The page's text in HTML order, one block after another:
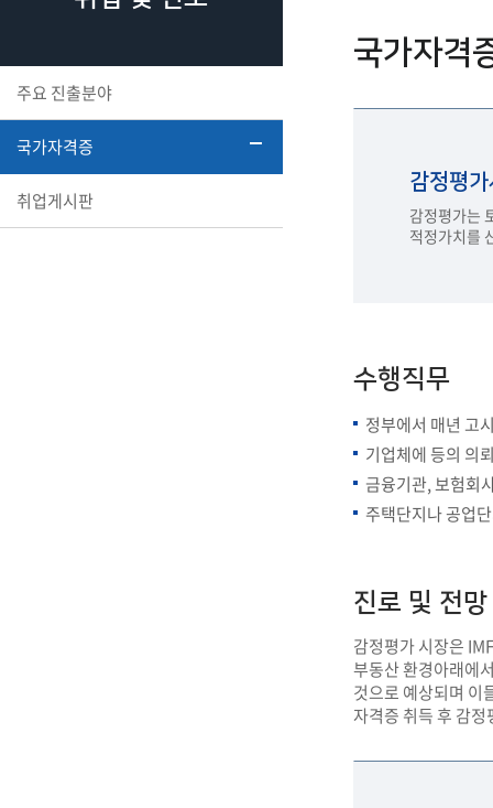
주요 진출분야
국가자격증
취업게시판
국가자격
감정평
감정평가는
적정가치를
수행직무
정부에서 매년 고
기업체에 등의 의
금융기관, 보험회
주택단지나 공업
진로 및 전망
감정평가 시장은
부동산 환경아래에
것으로 예상되며 이
자격증 취득 후 감